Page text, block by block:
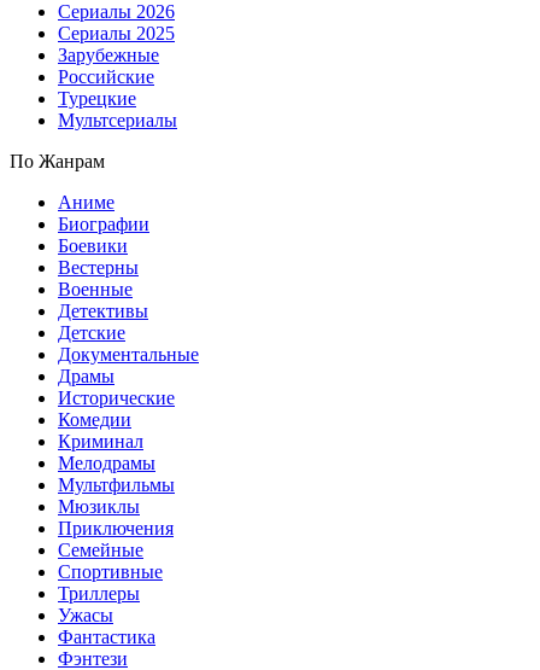
Сериалы 2026
Сериалы 2025
Зарубежные
Российские
Турецкие
Мультсериалы
По Жанрам
Аниме
Биографии
Боевики
Вестерны
Военные
Детективы
Детские
Документальные
Драмы
Исторические
Комедии
Криминал
Мелодрамы
Мультфильмы
Мюзиклы
Приключения
Семейные
Спортивные
Триллеры
Ужасы
Фантастика
Фэнтези